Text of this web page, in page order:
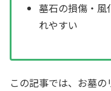
墓石の損傷・風
れやすい
この記事では、お墓